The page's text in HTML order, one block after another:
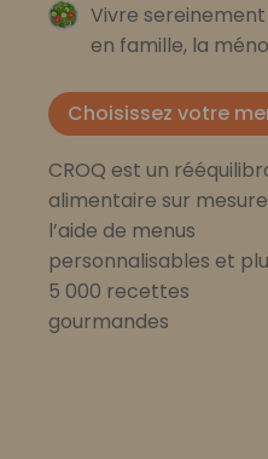
Vivre
en famille, la
Choisissez votre
CROQ est un
alimentaire sur
l’aide de menus
personnalisables et
5 000 recettes
gourmandes